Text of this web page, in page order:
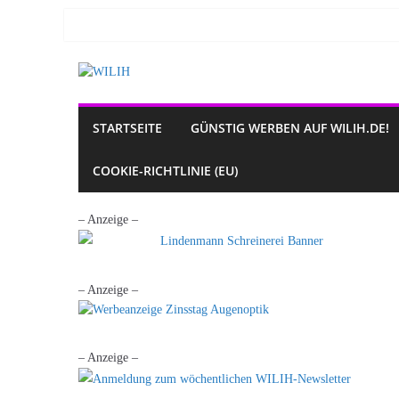
STARTSEITE GÜNSTIG WERBEN AUF WILIH.DE!
COOKIE-RICHTLINIE (EU)
– Anzeige –
– Anzeige –
– Anzeige –